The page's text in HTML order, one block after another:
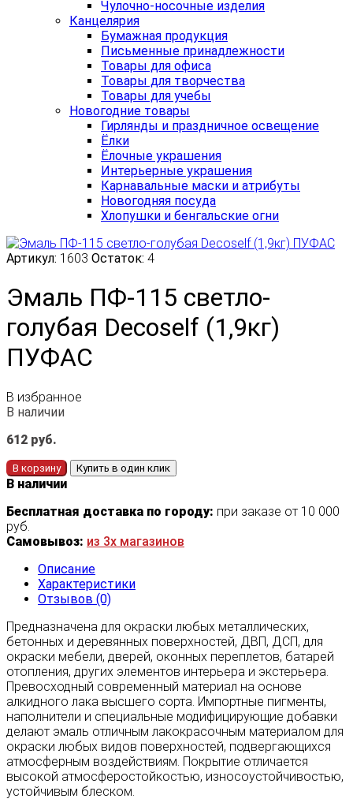
Чулочно-носочные изделия
Канцелярия
Бумажная продукция
Письменные принадлежности
Товары для офиса
Товары для творчества
Товары для учебы
Новогодние товары
Гирлянды и праздничное освещение
Ёлки
Ёлочные украшения
Интерьерные украшения
Карнавальные маски и атрибуты
Новогодняя посуда
Хлопушки и бенгальские огни
Артикул: 1603 Остаток: 4
Эмаль ПФ-115 светло-
голубая Decoself (1,9кг)
ПУФАС
В избранное
В наличии
612 руб.
В корзину Купить в один клик
В наличии
Бесплатная доставка по городу: при заказе от 10 000
руб.
Самовывоз: из 3х магазинов
Описание
Характеристики
Отзывов (0)
Предназначена для окраски любых металлических,
бетонных и деревянных поверхностей, ДВП, ДСП, для
окраски мебели, дверей, оконных переплетов, батарей
отопления, других элементов интерьера и экстерьера.
Превосходный современный материал на основе
алкидного лака высшего сорта. Импортные пигменты,
наполнители и специальные модифицирующие добавки
делают эмаль отличным лакокрасочным материалом для
окраски любых видов поверхностей, подвергающихся
атмосферным воздействиям. Покрытие отличается
высокой атмосферостойкостью, износоустойчивостью,
устойчивым блеском.